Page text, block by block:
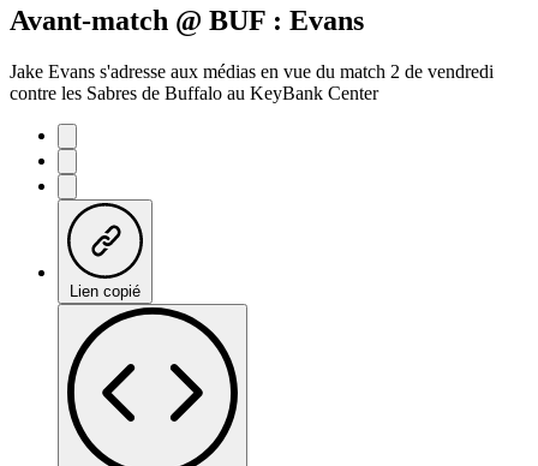
Avant-match @ BUF : Evans
Jake Evans s'adresse aux médias en vue du match 2 de vendredi
contre les Sabres de Buffalo au KeyBank Center
Lien copié